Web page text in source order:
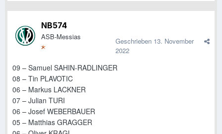
NB574
ASB-Messias Geschrieben 13. November
2022
09 – Samuel SAHIN-RADLINGER
08 – Tin PLAVOTIC
06 – Markus LACKNER
07 – Julian TURI
06 – Josef WEBERBAUER
05 – Matthias GRAGGER